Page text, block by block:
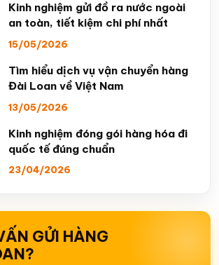
Kinh nghiệm gửi đồ ra nước ngoài
an toàn, tiết kiệm chi phí nhất
15/05/2026
Tìm hiểu dịch vụ vận chuyển hàng
Đài Loan về Việt Nam
13/05/2026
Kinh nghiệm đóng gói hàng hóa đi
quốc tế đúng chuẩn
23/04/2026
GỬI HÀNG